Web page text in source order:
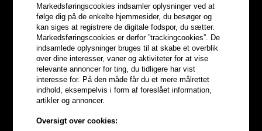
Markedsføringscookies indsamler oplysninger ved at
følge dig på de enkelte hjemmesider, du besøger og
kan siges at registrere de digitale fodspor, du sætter.
Markedsføringscookies er derfor ”trackingcookies”. De
indsamlede oplysninger bruges til at skabe et overblik
over dine interesser, vaner og aktiviteter for at vise
relevante annoncer for ting, du tidligere har vist
interesse for. På den måde får du et mere målrettet
indhold, eksempelvis i form af foreslået information,
artikler og annoncer.
Oversigt over cookies:
Optjen5% bonuskronerpå
hele din ordre
Bliv helt gratis en del af vores kundeklub og optjen rabatter når du
handler